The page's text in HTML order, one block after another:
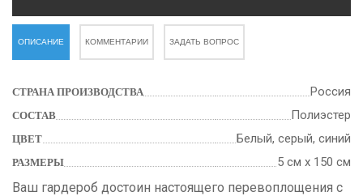
ОПИСАНИЕ КОММЕНТАРИИ ЗАДАТЬ ВОПРОС
СТРАНА ПРОИЗВОДСТВА Россия
СОСТАВ Полиэстер
ЦВЕТ Белый, серый, синий
РАЗМЕРЫ 5 см х 150 см
Ваш гардероб достоин настоящего перевоплощения с